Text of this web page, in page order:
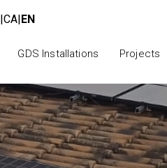
|CA|EN
GDS Installations Projects